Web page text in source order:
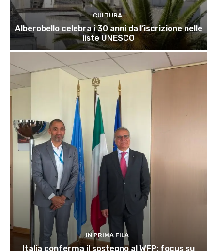
CULTURA
Alberobello celebra i 30 anni dall’iscrizione nelle
liste UNESCO
IN PRIMA FILA
Italia conferma il sostegno al WFP: focus su